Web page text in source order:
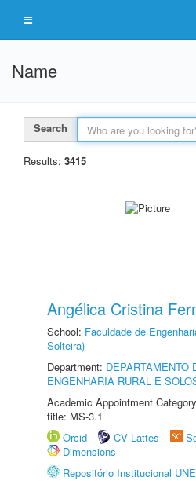
Name
Search
Results: 3415
Angélica Cristina
School: Faculdade de
Solteira)
Department: DEPARTAMENTO
ENGENHARIA RURAL E
Academic Appointment
title: MS-3.1
Orcid
CV Lattes
Dimensions
Repositório Institucional